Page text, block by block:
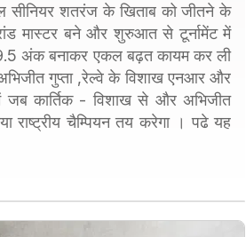
सीनियर शतरंज के खिताब को जीतने के
मास्टर बने और शुरुआत से टूर्नामेंट में
अंक बनाकर एकल बढ़त कायम कर ली
गुप्ता ,रेल्वे के विशाख एनआर और
कार्तिक - विशाख से और अभिजीत
राष्ट्रीय चैम्पियन तय करेगा । पढे यह